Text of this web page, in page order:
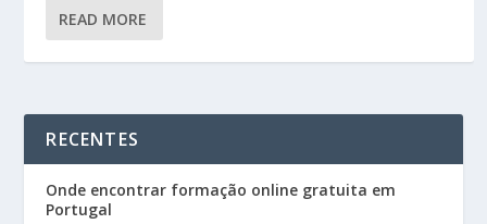
READ MORE
RECENTES
Onde encontrar formação online gratuita em
Portugal